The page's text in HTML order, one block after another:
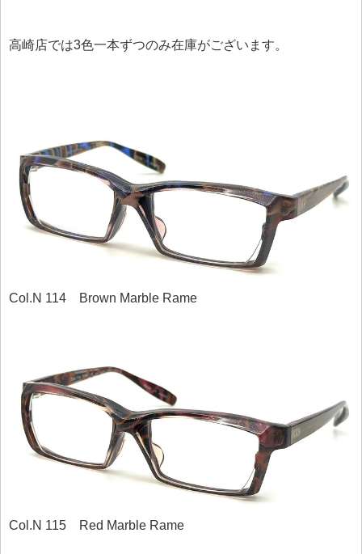
高崎店では3色一本ずつのみ在庫がございます。
Col.N 114 Brown Marble Rame
Col.N 115 Red Marble Rame